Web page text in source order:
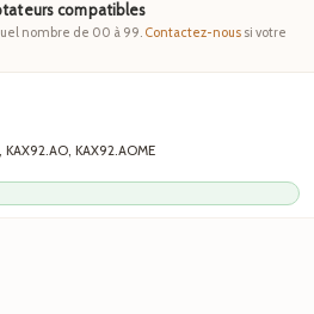
compatibles
nombre de 00 à 99. Contactez-nous si votre
KAX92.AOME